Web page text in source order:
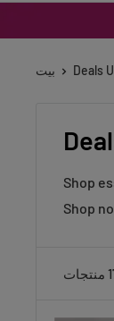
بيت Deals
Shop
Shop